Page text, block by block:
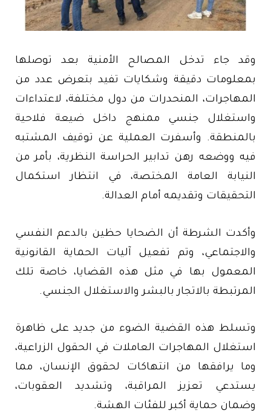
وقد جاء تدخل المصالح الأمنية بعد توصلها
بمعلومات دقيقة وشكايات تفيد بتعرض عدد من
المهاجرات، المنحدرات من دول مختلفة، لاعتداءات
واستغلال جنسي ممنهج داخل ضيعة فلاحية
بالمنطقة. وأسفرت العملية عن توقيف المشتبه
فيه ووضعه رهن تدابير الحراسة النظرية، بأمر من
النيابة العامة المختصة، في انتظار استكمال
التحقيقات وتقديمه أمام العدالة.
وأكدت الشرطة أن الضحايا حظين بالدعم النفسي
والاجتماعي، وتم تفعيل آليات الحماية القانونية
المعمول بها في مثل هذه القضايا، خاصة تلك
المرتبطة بالاتجار بالبشر والاستغلال الجنسي.
وتسلط هذه القضية الضوء من جديد على ظاهرة
استغلال المهاجرات العاملات في الحقول الزراعية،
وما يرافقها من انتهاكات لحقوق الإنسان، مما
يستدعي تعزيز المراقبة، وتشديد العقوبات،
وضمان حماية أكبر للفئات الهشة.